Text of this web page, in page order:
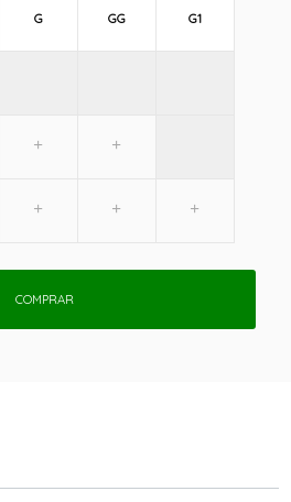
G GG G1
COMPRAR